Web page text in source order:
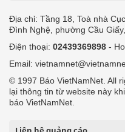
Địa chỉ: Tầng 18, Toà nhà
Đình Nghệ, phường Cầu
Điện thoại: 02439369898 -
Email:
© 1997 Báo VietNamNet. All
lại thông tin từ website này
báo VietNamNet.